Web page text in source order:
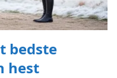
bedste
hest